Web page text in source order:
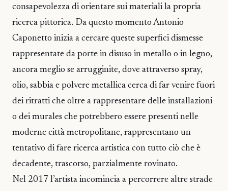
consapevolezza di orientare sui materiali la propria
ricerca pittorica. Da questo momento Antonio
Caponetto inizia a cercare queste superfici dismesse
rappresentate da porte in disuso in metallo o in legno,
ancora meglio se arrugginite, dove attraverso spray,
olio, sabbia e polvere metallica cerca di far venire fuori
dei ritratti che oltre a rappresentare delle installazioni
o dei murales che potrebbero essere presenti nelle
moderne città metropolitane, rappresentano un
tentativo di fare ricerca artistica con tutto ciò che è
decadente, trascorso, parzialmente rovinato.
Nel 2017 l’artista incomincia a percorrere altre strade